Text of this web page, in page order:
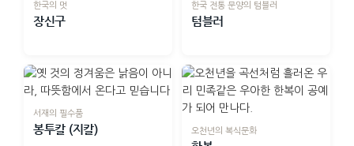
한국의 멋
장신구
한국 전통 문양의 텀블러
텀블러
서재의 필수품
봉투칼 (지칼) 오천년의 복식문화